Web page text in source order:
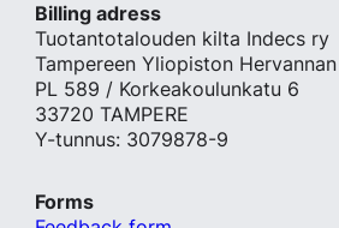
Billing adress
Tuotantotalouden kilta Indecs ry
Tampereen Yliopiston
PL 589 / Korkeakoulunkatu 6
33720 TAMPERE
Y-tunnus: 3079878-9
Forms